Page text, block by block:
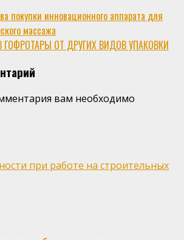
покупки инновационного аппарата для
массажа
ГОФРОТАРЫ ОТ ДРУГИХ ВИДОВ УПАКОВКИ
вам необходимо
при работе на строительных